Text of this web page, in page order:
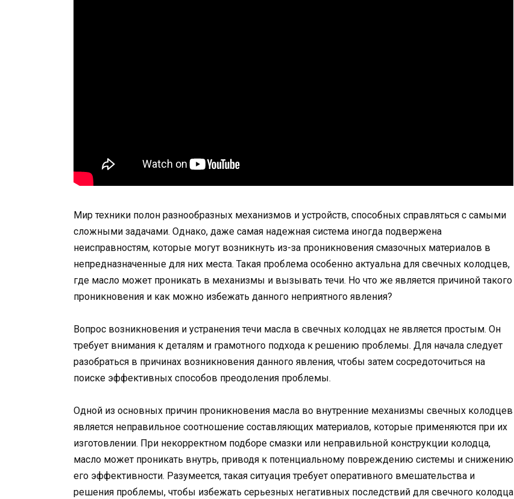
Мир техники полон разнообразных механизмов и устройств, способных справляться с самыми
сложными задачами. Однако, даже самая надежная система иногда подвержена
неисправностям, которые могут возникнуть из-за проникновения смазочных материалов в
непредназначенные для них места. Такая проблема особенно актуальна для свечных колодцев,
где масло может проникать в механизмы и вызывать течи. Но что же является причиной такого
проникновения и как можно избежать данного неприятного явления?
Вопрос возникновения и устранения течи масла в свечных колодцах не является простым. Он
требует внимания к деталям и грамотного подхода к решению проблемы. Для начала следует
разобраться в причинах возникновения данного явления, чтобы затем сосредоточиться на
поиске эффективных способов преодоления проблемы.
Одной из основных причин проникновения масла во внутренние механизмы свечных колодцев
является неправильное соотношение составляющих материалов, которые применяются при их
изготовлении. При некорректном подборе смазки или неправильной конструкции колодца,
масло может проникать внутрь, приводя к потенциальному повреждению системы и снижению
его эффективности. Разумеется, такая ситуация требует оперативного вмешательства и
решения проблемы, чтобы избежать серьезных негативных последствий для свечного колодца